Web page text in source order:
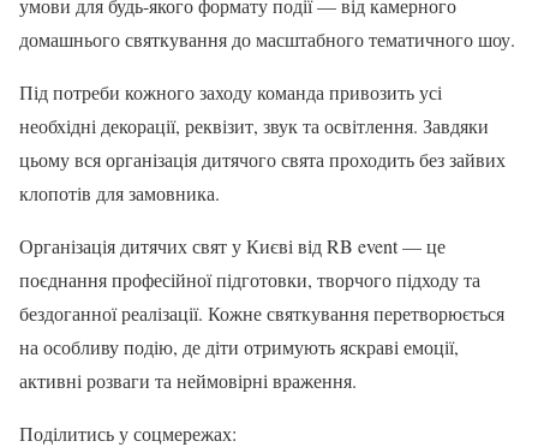
домашнього святкування до масштабного тематичного шоу.
Під потреби кожного заходу команда привозить усі
необхідні декорації, реквізит, звук та освітлення. Завдяки
цьому вся організація дитячого свята проходить без зайвих
клопотів для замовника.
Організація дитячих свят у Києві від RB event — це
поєднання професійної підготовки, творчого підходу та
бездоганної реалізації. Кожне святкування перетворюється
на особливу подію, де діти отримують яскраві емоції,
активні розваги та неймовірні враження.
Поділитись у соцмережах: